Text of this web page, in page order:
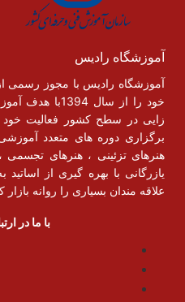
آموزشگاه رادیس
آموزشگاه رادیس با مجوز رسمی
خود را از سال
زایی در سطح کشور فعالیت خود
برگزاری دوره های متعدد
هنرهای تزئینی ، هنرهای تجسمی
یازرگانی با بهره گیری از
علاقه مندان بسیاری را روانه بازار
با ما در